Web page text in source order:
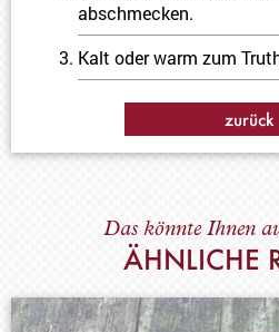
abschmecken.
Kalt oder warm zum
zurück
Das könnte Ihnen
ÄHNLICHE